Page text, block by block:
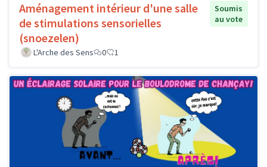
Aménagement intérieur d'une salle
de stimulations sensorielles
(snoezelen)
Soumis
au vote
L'Arche des Sens 0 1